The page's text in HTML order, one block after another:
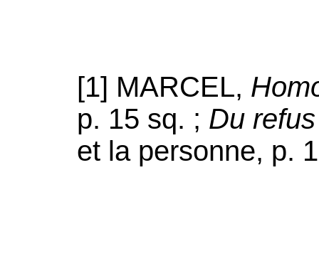
[1] MARCEL,
p. 15 sq. ; Du
et la personne, p.